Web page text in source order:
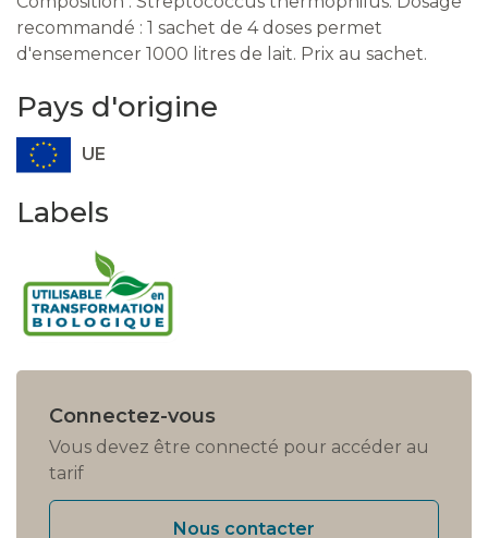
recommandé : 1 sachet de 4 doses permet
d'ensemencer 1000 litres de lait. Prix au sachet.
Pays d'origine
UE
Labels
Connectez-vous
Vous devez être connecté pour accéder au
tarif
Nous contacter